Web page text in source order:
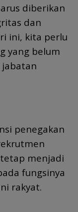
diberikan
dan
ini, kita perlu
yang belum
penegakan
menjadi
fungsinya
rakyat.